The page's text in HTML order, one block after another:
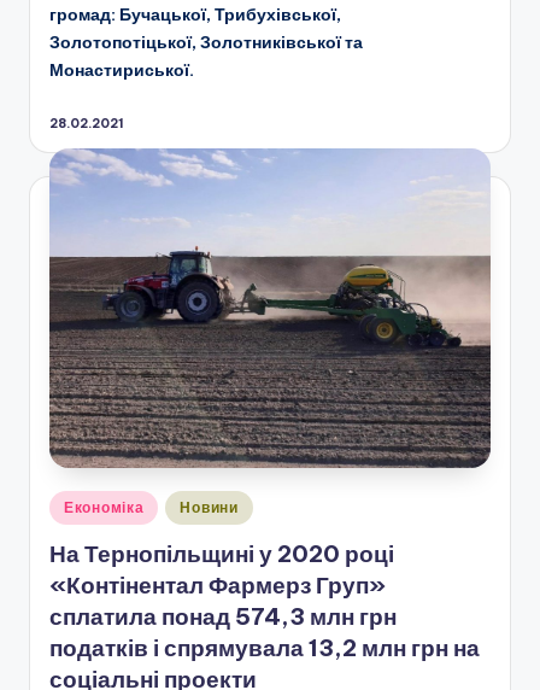
громад: Бучацької, Трибухівської,
Золотопотіцької, Золотниківської та
Монастириської.
28.02.2021
Опубліковано
Економіка Новини
На Тернопільщині у 2020 році
«Контінентал Фармерз Груп»
сплатила понад 574,3 млн грн
податків і спрямувала 13,2 млн грн на
соціальні проекти